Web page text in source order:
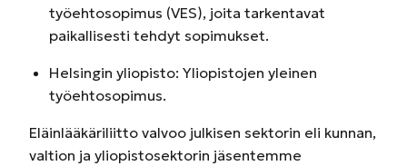
työehtosopimus (VES), joita tarkentavat
paikallisesti tehdyt sopimukset.
Helsingin yliopisto: Yliopistojen yleinen
työehtosopimus.
Eläinlääkäriliitto valvoo julkisen sektorin eli kunnan,
valtion ja yliopistosektorin jäsentemme